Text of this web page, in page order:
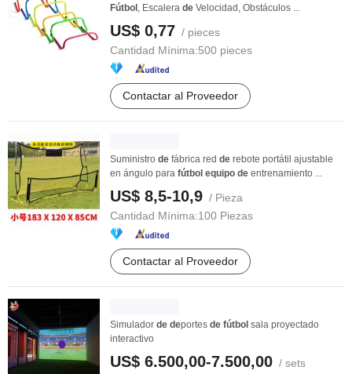
Fútbol , Escalera de Velocidad, Obstáculos ...
US$ 0,77 / pieces
Cantidad Mínima:500 pieces
Contactar al Proveedor
Suministro de fábrica red de rebote portátil ajustable
en ángulo para fútbol equipo de entrenamiento ...
US$ 8,5-10,9 / Pieza
Cantidad Mínima:100 Piezas
Contactar al Proveedor
Simulador de deportes de fútbol sala proyectado
interactivo
US$ 6.500,00-7.500,00 / sets